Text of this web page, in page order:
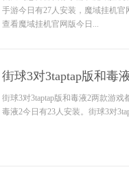
手游今日有27人安装，魔域挂机
查看魔域挂机官网版今日...
街球3对3taptap版和毒
街球3对3taptap版和毒液2两款游
毒液2今日有23人安装。街球3对